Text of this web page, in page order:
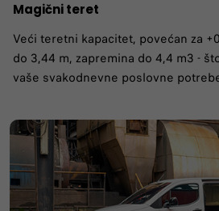
Magični teret
Veći teretni kapacitet, povećan za
do 3,44 m, zapremina do 4,4 m3 -
vaše svakodnevne poslovne